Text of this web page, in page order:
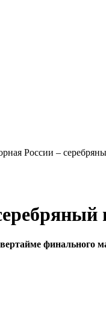
России –
финального